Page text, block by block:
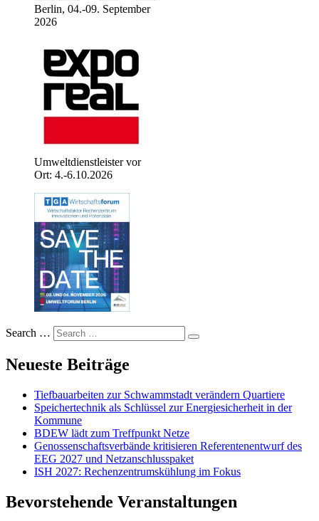
Berlin, 04.-09. September
2026
Umweltdienstleister vor
Ort: 4.-6.10.2026
Search …
Neueste Beiträge
Tiefbauarbeiten zur Schwammstadt verändern Quartiere
Speichertechnik als Schlüssel zur Energiesicherheit in der
Kommune
BDEW lädt zum Treffpunkt Netze
Genossenschaftsverbände kritisieren Referentenentwurf des
EEG 2027 und Netzanschlusspaket
ISH 2027: Rechenzentrumskühlung im Fokus
Bevorstehende Veranstaltungen